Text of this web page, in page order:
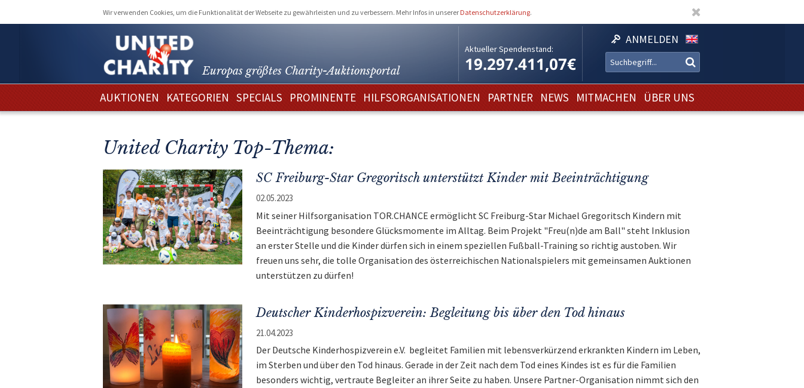
Wir verwenden Cookies, um die Funktionalität der Webseite zu gewährleisten und zu verbessern. Mehr Infos in unserer Datenschutzerklärung.
Europas größtes Charity-Auktionsportal
Aktueller Spendenstand:
19.297.411,07€
ANMELDEN
AUKTIONEN KATEGORIEN SPECIALS PROMINENTE HILFSORGANISATIONEN PARTNER NEWS MITMACHEN ÜBER UNS
United Charity Top-Thema:
SC Freiburg-Star Gregoritsch unterstützt Kinder mit Beeinträchtigung
02.05.2023
Mit seiner Hilfsorganisation TOR.CHANCE ermöglicht SC Freiburg-Star Michael Gregoritsch Kindern mit
Beeinträchtigung besondere Glücksmomente im Alltag. Beim Projekt "Freu(n)de am Ball" steht Inklusion
an erster Stelle und die Kinder dürfen sich in einem speziellen Fußball-Training so richtig austoben. Wir
freuen uns sehr, die tolle Organisation des österreichischen Nationalspielers mit gemeinsamen Auktionen
unterstützen zu dürfen!
Deutscher Kinderhospizverein: Begleitung bis über den Tod hinaus
21.04.2023
Der Deutsche Kinderhospizverein e.V. begleitet Familien mit lebensverkürzend erkrankten Kindern im Leben,
im Sterben und über den Tod hinaus. Gerade in der Zeit nach dem Tod eines Kindes ist es für die Familien
besonders wichtig, vertraute Begleiter an ihrer Seite zu haben. Unsere Partner-Organisation nimmt sich den